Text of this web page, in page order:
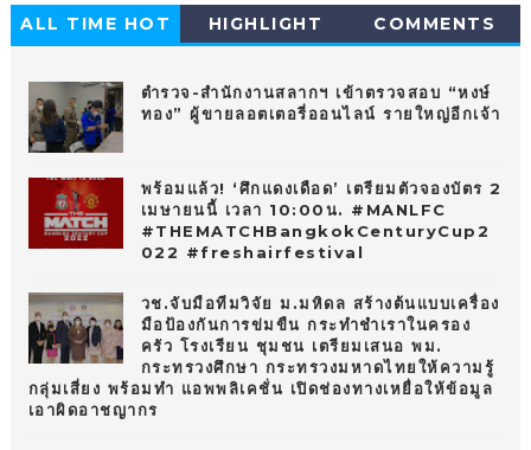
ALL TIME HOT
HIGHLIGHT COMMENTS
ตำรวจ-สำนักงานสลากฯ เข้าตรวจสอบ “หงษ์
ทอง” ผู้ขายลอตเตอรี่ออนไลน์ รายใหญ่อีกเจ้า
พร้อมแล้ว! ‘ศึกแดงเดือด’ เตรียมตัวจองบัตร 2
เมษายนนี้ เวลา 10:00น. #MANLFC
#THEMATCHBangkokCenturyCup2
022 #freshairfestival
วช.จับมือทีมวิจัย ม.มหิดล สร้างต้นแบบเครื่อง
มือป้องกันการข่มขืน กระทำชำเราในครอง
ครัว โรงเรียน ชุมชน เตรียมเสนอ พม.
กระทรวงศึกษา กระทรวงมหาดไทยให้ความรู้
กลุ่มเสี่ยง พร้อมทำ แอพพลิเคชั่น เปิดช่องทางเหยื่อให้ข้อมูล
เอาผิดอาชญากร